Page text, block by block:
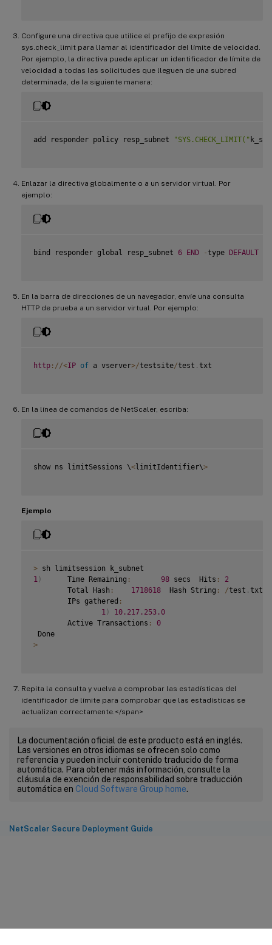
Configure una directiva que utilice el prefijo de expresión
sys.check_limit para llamar al identificador del límite de velocidad.
Por ejemplo, la directiva puede aplicar un identificador de límite de
velocidad a todas las solicitudes que lleguen de una subred
determinada, de la siguiente manera:
add responder policy resp_subnet "SYS.CHECK_LIMIT("
Enlazar la directiva globalmente o a un servidor virtual. Por
ejemplo:
bind responder global resp_subnet 6 END -type DEFAULT
En la barra de direcciones de un navegador, envíe una consulta
HTTP de prueba a un servidor virtual. Por ejemplo:
http : //<IP of a vserver>/testsite/test . txt
En la línea de comandos de NetScaler, escriba:
show ns limitSessions \<limitIdentifier\>
Ejemplo
>
1 )
      Time Remaining
: 98 secs  Hits : 2
        Total Hash
: 1718618
  Hash String
: /test . txt
        IPs gathered
:
1 ) 10.217 .253 .0
        Active Transactions
:
0
>
Repita la consulta y vuelva a comprobar las estadísticas del
identificador de límite para comprobar que las estadísticas se
actualizan correctamente.</span>
La documentación oficial de este producto está en inglés.
Las versiones en otros idiomas se ofrecen solo como
referencia y pueden incluir contenido traducido de forma
automática. Para obtener más información, consulte la
cláusula de exención de responsabilidad sobre traducción
automática en Cloud Software Group home.
NetScaler Secure Deployment Guide